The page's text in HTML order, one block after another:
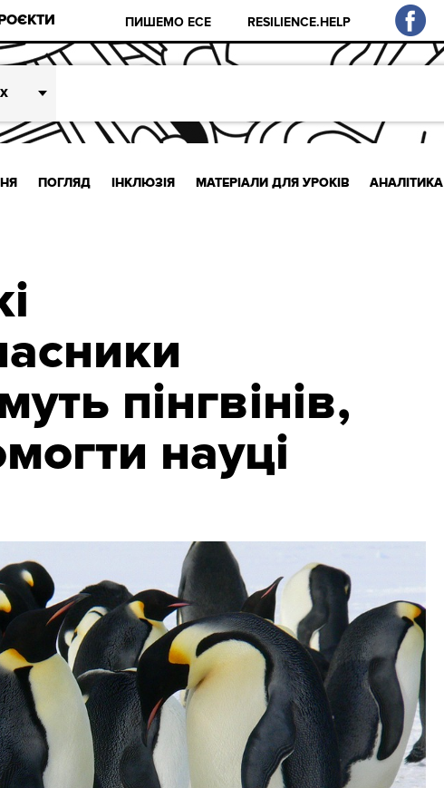
ПИШЕМО ЕСЕ RESILIENCE.HELP
ПОГЛЯД ІНКЛЮЗІЯ МАТЕРІАЛИ ДЛЯ УРОКІВ АНАЛІТИКА
пінгвінів,
науці